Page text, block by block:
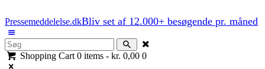
Pressemeddelelse.dkBliv set af 12.000+ besøgende pr. måned
Shopping Cart 0 items -kr. 0,00 0